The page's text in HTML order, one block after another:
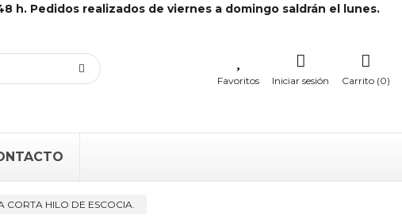
h. Pedidos realizados de viernes a domingo saldrán el lunes.
Favoritos Iniciar sesión Carrito (0)
CORTA HILO DE ESCOCIA.